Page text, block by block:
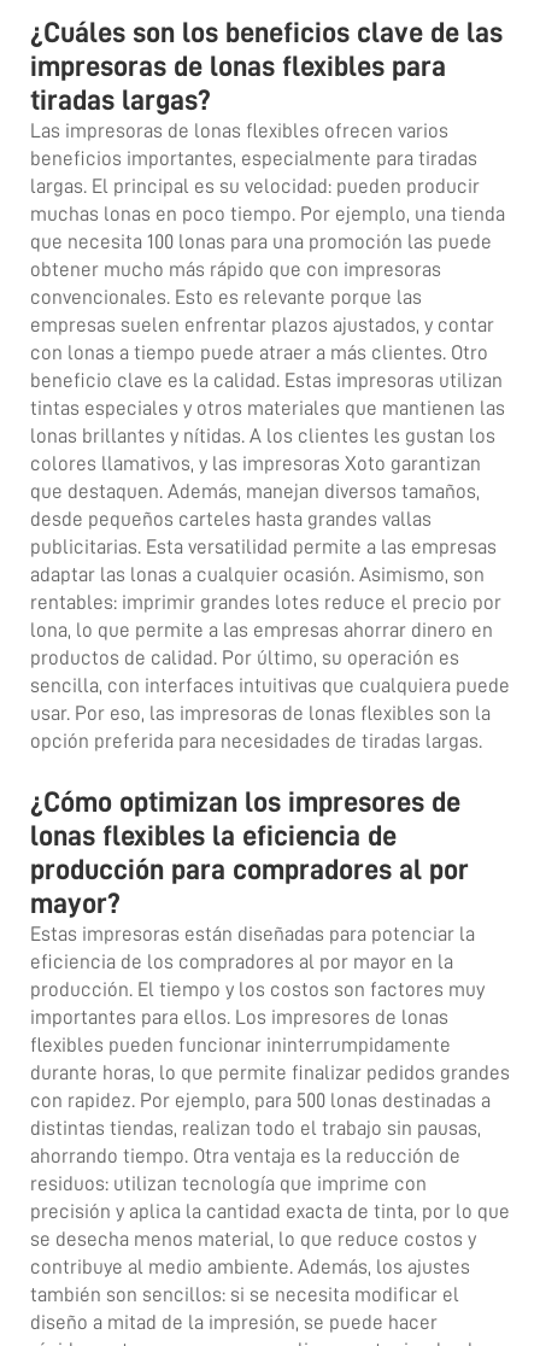
¿Cuáles son los beneficios clave de las
impresoras de lonas flexibles para
tiradas largas?
Las impresoras de lonas flexibles ofrecen varios
beneficios importantes, especialmente para tiradas
largas. El principal es su velocidad: pueden producir
muchas lonas en poco tiempo. Por ejemplo, una tienda
que necesita 100 lonas para una promoción las puede
obtener mucho más rápido que con impresoras
convencionales. Esto es relevante porque las
empresas suelen enfrentar plazos ajustados, y contar
con lonas a tiempo puede atraer a más clientes. Otro
beneficio clave es la calidad. Estas impresoras utilizan
tintas especiales y otros materiales que mantienen las
lonas brillantes y nítidas. A los clientes les gustan los
colores llamativos, y las impresoras Xoto garantizan
que destaquen. Además, manejan diversos tamaños,
desde pequeños carteles hasta grandes vallas
publicitarias. Esta versatilidad permite a las empresas
adaptar las lonas a cualquier ocasión. Asimismo, son
rentables: imprimir grandes lotes reduce el precio por
lona, lo que permite a las empresas ahorrar dinero en
productos de calidad. Por último, su operación es
sencilla, con interfaces intuitivas que cualquiera puede
usar. Por eso, las impresoras de lonas flexibles son la
opción preferida para necesidades de tiradas largas.
¿Cómo optimizan los impresores de
lonas flexibles la eficiencia de
producción para compradores al por
mayor?
Estas impresoras están diseñadas para potenciar la
eficiencia de los compradores al por mayor en la
producción. El tiempo y los costos son factores muy
importantes para ellos. Los impresores de lonas
flexibles pueden funcionar ininterrumpidamente
durante horas, lo que permite finalizar pedidos grandes
con rapidez. Por ejemplo, para 500 lonas destinadas a
distintas tiendas, realizan todo el trabajo sin pausas,
ahorrando tiempo. Otra ventaja es la reducción de
residuos: utilizan tecnología que imprime con
precisión y aplica la cantidad exacta de tinta, por lo que
se desecha menos material, lo que reduce costos y
contribuye al medio ambiente. Además, los ajustes
también son sencillos: si se necesita modificar el
diseño a mitad de la impresión, se puede hacer